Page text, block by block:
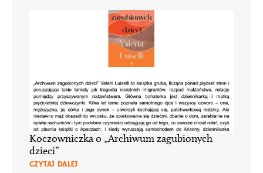
Koczowniczka o „Archiwum zagubionych
dzieci”
CZYTAJ DALEJ